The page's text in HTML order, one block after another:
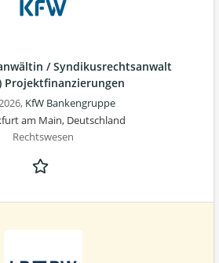
/ Syndikusrechtsanwalt
Projektfinanzierungen
KfW Bankengruppe
am Main, Deutschland
Rechtswesen